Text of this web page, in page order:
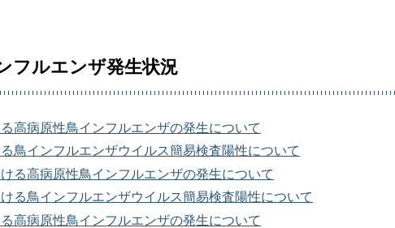
フルエンザ発生状況
高病原性鳥インフルエンザの発生について
鳥インフルエンザウイルス簡易検査陽性について
る高病原性鳥インフルエンザの発生について
る鳥インフルエンザウイルス簡易検査陽性について
高病原性鳥インフルエンザの発生について